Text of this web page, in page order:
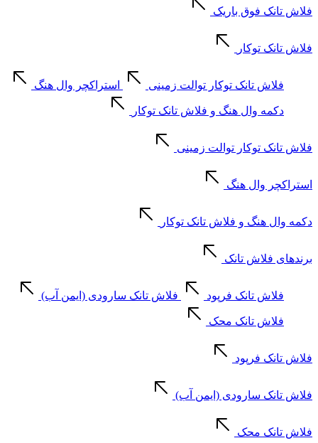
فلاش تانک فوق باریک
فلاش تانک توکار
فلاش تانک توکار توالت زمینی استراکچر وال هنگ
دکمه وال هنگ و فلاش تانک توکار
فلاش تانک توکار توالت زمینی
استراکچر وال هنگ
دکمه وال هنگ و فلاش تانک توکار
برندهای فلاش تانک
فلاش تانک فرپود فلاش تانک سارودی (ایمن آب)
فلاش تانک محک
فلاش تانک فرپود
فلاش تانک سارودی (ایمن آب)
فلاش تانک محک